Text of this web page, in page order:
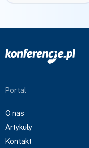
Portal
O nas
Artykuły
Kontakt